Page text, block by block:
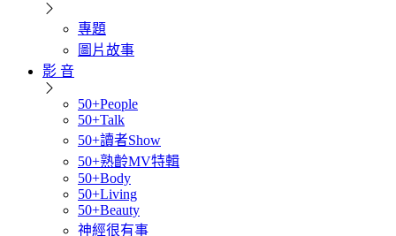
專題
圖片故事
影 音
50+People
50+Talk
50+讀者Show
50+熟齡MV特輯
50+Body
50+Living
50+Beauty
神經很有事